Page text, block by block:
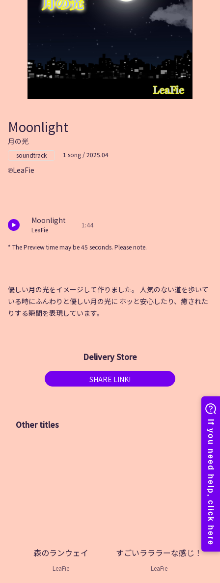
Moonlight
月の光
soundtrack 1 song / 2025.04
LeaFie
Moonlight
LeaFie
1:44
* The Preview time may be 45 seconds. Please note.
優しい月の光をイメージして作りました。 人気のない道を歩いて
いる時にふんわりと優しい月の光に ホッと安心したり、癒された
りする瞬間を表現しています。
Delivery Store
SHARE LINK!
Other titles
森のランウェイ
LeaFie
すごいラララーな感じ！
LeaFie